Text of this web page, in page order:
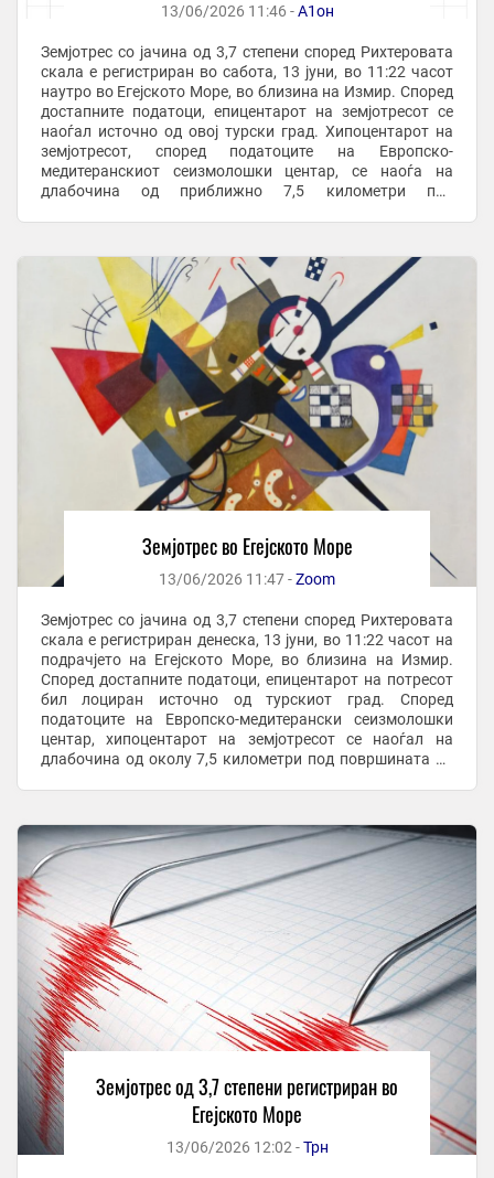
13/06/2026 11:46 -А1он
Земјотрес со јачина од 3,7 степени според Рихтеровата
скала е регистриран во сабота, 13 јуни, во 11:22 часот
наутро во Егејското Море, во близина на Измир. Според
достапните податоци, епицентарот на земјотресот се
наоѓал источно од овој турски град. Хипоцентарот на
земјотресот, според податоците на Европско-
медитеранскиот сеизмолошки центар, се наоѓа на
длабочина од приближно 7,5 километри под
Земјотрес во Егејското Море
13/06/2026 11:47 -Zoom
Земјотрес со јачина од 3,7 степени според Рихтеровата
скала е регистриран денеска, 13 јуни, во 11:22 часот на
подрачјето на Егејското Море, во близина на Измир.
Според достапните податоци, епицентарот на потресот
бил лоциран источно од турскиот град. Според
податоците на Европско-медитерански сеизмолошки
центар, хипоцентарот на земјотресот се наоѓал на
длабочина од околу 7,5 километри под површината на
Земјотрес од 3,7 степени регистриран во
Егејското Море
13/06/2026 12:02 -Трн